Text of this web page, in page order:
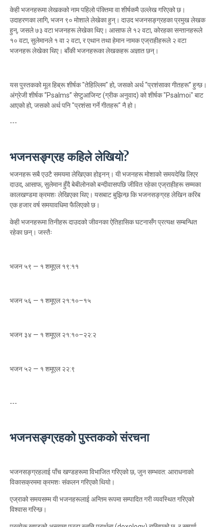
केही भजनहरूमा लेखकको नाम पहिलो पंक्तिमा वा शीर्षकमै उल्लेख गरिएको छ।
उदाहरणका लागि, भजन ९० मोशाले लेखेका हुन्। दाउद भजनसङ्ग्रहका प्रमुख लेखक
हुन्, जसले ७३ वटा भजनहरू लेखेका थिए। आसाफ ले १२ वटा, कोरहका सन्तानहरूले
१० वटा, सुलेमानले १ वा २ वटा, र एथान तथा हेमान नामक एज्राहीहरूले २ वटा
भजनहरू लेखेका थिए। बाँकी भजनहरूका लेखकहरू अज्ञात छन्।
यस पुस्तकको मूल हिब्रू शीर्षक "तेहिल्लिम" हो, जसको अर्थ “प्रशंसाका गीतहरू” हुन्छ।
अंग्रेजी शीर्षक “Psalms” सेप्टुआजिन्ट (ग्रीक अनुवाद) को शीर्षक "Psalmoi" बाट
आएको हो, जसको अर्थ पनि "प्रशंसा गर्ने गीतहरू" नै हो।
---
भजनसङ्ग्रह कहिले लेखियो?
भजनहरू सबै एउटै समयमा लेखिएका होइनन्। यी भजनहरू मोशाको समयदेखि लिएर
दाउद, आसाफ, सुलेमान हुँदै बेबीलोनको बन्दीवासपछि जीवित रहेका एज्राहीहरू सम्मका
कालखण्डमा क्रमशः लेखिएका थिए। यसबाट बुझिन्छ कि भजनसङ्ग्रह लेखिन करिब
एक हजार वर्ष समयावधिमा फैलिएको छ।
केही भजनहरूमा तिनीहरू दाउदको जीवनका ऐतिहासिक घटनासँग प्रत्यक्ष सम्बन्धित
रहेका छन्। जस्तैः
भजन ५९ — १ शमूएल १९:११
भजन ५६ — १ शमूएल २१:१०–१५
भजन ३४ — १ शमूएल २१:१०–२२:२
भजन ५२ — १ शमूएल २२:९
---
भजनसङ्ग्रहको पुस्तकको संरचना
भजनसङ्ग्रहलाई पाँच खण्डहरूमा विभाजित गरिएको छ, जुन सम्भवत: आराधनाको
विकासक्रममा क्रमशः संकलन गरिएको थियो।
एज्राको समयसम्म यी भजनहरूलाई अन्तिम रूपमा सम्पादित गरी व्यवस्थित गरिएको
विश्वास गरिन्छ।